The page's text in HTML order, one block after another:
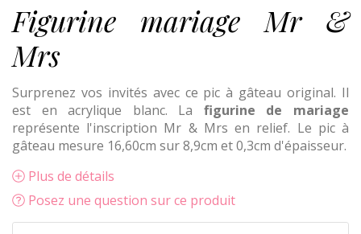
Figurine mariage Mr &
Mrs
Surprenez vos invités avec ce pic à gâteau original. Il
est en acrylique blanc. La figurine de mariage
représente l'inscription Mr & Mrs en relief. Le pic à
gâteau mesure 16,60cm sur 8,9cm et 0,3cm d'épaisseur.
Plus de détails
Posez une question sur ce produit